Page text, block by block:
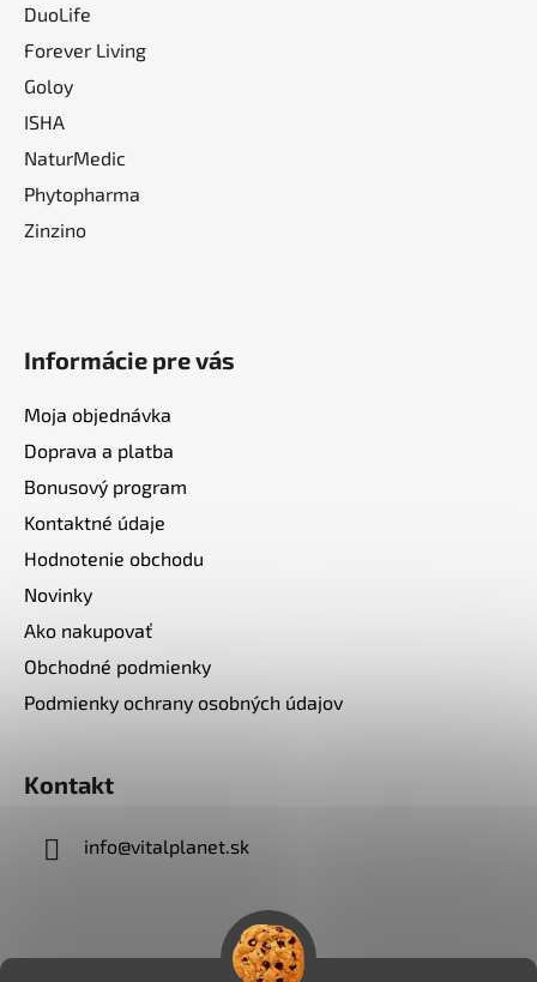
DuoLife
Forever Living
Goloy
ISHA
NaturMedic
Phytopharma
Zinzino
Informácie pre vás
Moja objednávka
Doprava a platba
Bonusový program
Kontaktné údaje
Hodnotenie obchodu
Novinky
Ako nakupovať
Obchodné podmienky
Podmienky ochrany osobných údajov
Kontakt
info@vitalplanet.sk